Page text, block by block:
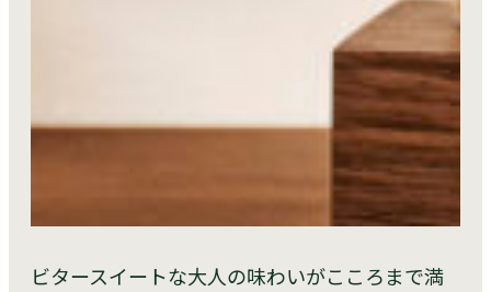
ビタースイートな大人の味わいがこころまで満